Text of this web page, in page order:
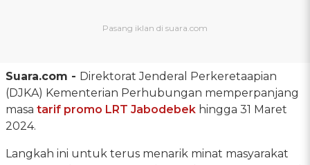
Suara.com - Direktorat Jenderal Perkeretaapian
(DJKA) Kementerian Perhubungan memperpanjang
masa tarif promo LRT Jabodebek hingga 31 Maret
2024.
Langkah ini untuk terus menarik minat masyarakat